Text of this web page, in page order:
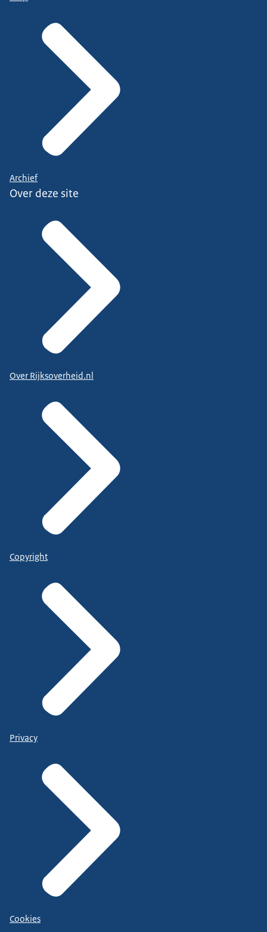
Archief
Over deze site
Over Rijksoverheid.nl
Copyright
Privacy
Cookies